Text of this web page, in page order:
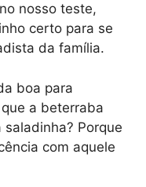
nosso teste,
certo para se
da família.
boa para
a beterraba
Porque
com aquele